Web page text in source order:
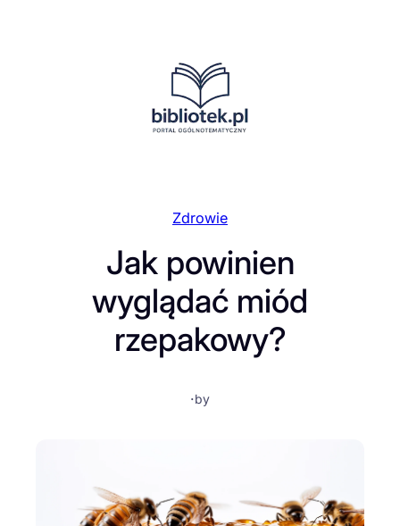
Zdrowie
Jak powinien
wyglądać miód
rzepakowy?
·by